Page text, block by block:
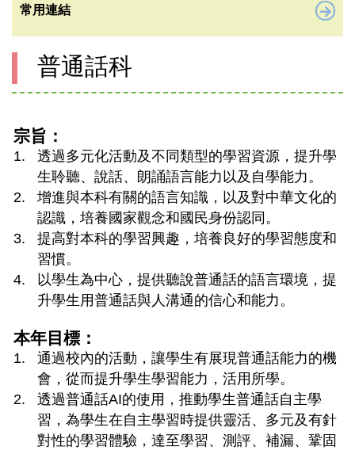
常用連結
普通話科
宗旨：
透過多元化活動及不同類型的學習資源，提升學
生聆聽、說話、朗誦語言能力以及自學能力。
增進與本科有關的語言知識，以及對中華文化的
認識，培養國家觀念和國民身份認同。
提高對本科的學習興趣，培養良好的學習態度和
習慣。
以學生為中心，提供聽說普通話的語言環境，提
升學生用普通話與人溝通的信心和能力。
本年目標：
通過校內的活動，讓學生有展現普通話能力的機
會，從而提升學生學習能力，活用所學。
透過普通話AI的使用，推動學生普通話自主學
習，為學生在自主學習時提供靈活、多元及有針
對性的學習體驗，達至學習、測評、補漏、鞏固